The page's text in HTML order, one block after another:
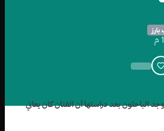
بارز
الباحثون بعد دراستها أن الفنان كان يعاني